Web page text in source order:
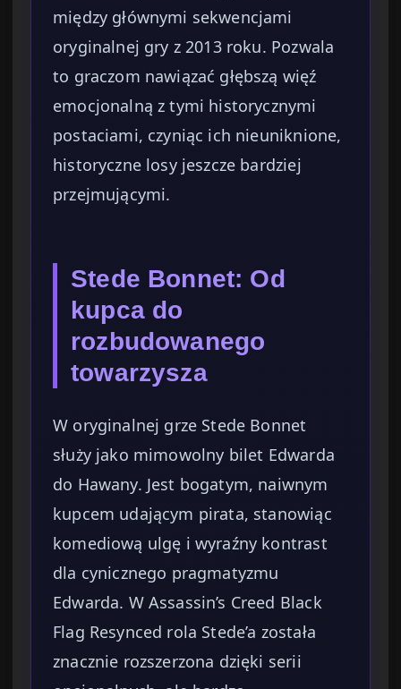
między głównymi sekwencjami
oryginalnej gry z 2013 roku. Pozwala
to graczom nawiązać głębszą więź
emocjonalną z tymi historycznymi
postaciami, czyniąc ich nieuniknione,
historyczne losy jeszcze bardziej
przejmującymi.
Stede Bonnet: Od
kupca do
rozbudowanego
towarzysza
W oryginalnej grze Stede Bonnet
służy jako mimowolny bilet Edwarda
do Hawany. Jest bogatym, naiwnym
kupcem udającym pirata, stanowiąc
komediową ulgę i wyraźny kontrast
dla cynicznego pragmatyzmu
Edwarda. W Assassin’s Creed Black
Flag Resynced rola Stede’a została
znacznie rozszerzona dzięki serii